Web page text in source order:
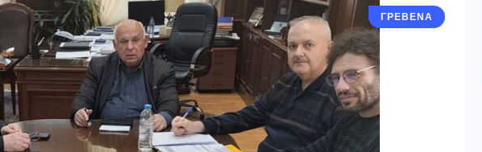
ΓΡΕΒΕΝΑ